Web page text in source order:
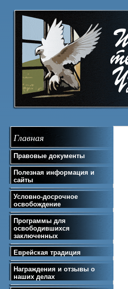
Главная
Правовые документы
Полезная информация и
сайты
Условно-досрочное
освобождение
Программы для
освободившихся
заключенных
Еврейская традиция
Награждения и отзывы о
наших делах